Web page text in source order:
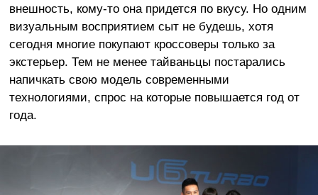
внешность, кому-то она придется по вкусу. Но одним
визуальным восприятием сыт не будешь, хотя
сегодня многие покупают кроссоверы только за
экстерьер. Тем не менее тайваньцы постарались
напичкать свою модель современными
технологиями, спрос на которые повышается год от
года.